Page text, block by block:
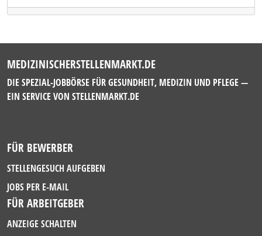
MEDIZINISCHERSTELLENMARKT.DE
DIE SPEZIAL-JOBBÖRSE FÜR GESUNDHEIT, MEDIZIN UND PFLEGE —
EIN SERVICE VON STELLENMARKT.DE
FÜR BEWERBER
STELLENGESUCH AUFGEBEN
JOBS PER E-MAIL
FÜR ARBEITGEBER
ANZEIGE SCHALTEN